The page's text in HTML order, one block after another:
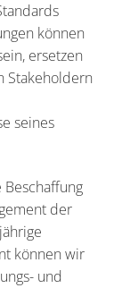
können
ersetzen
Stakeholdern
seines
der
können wir
und